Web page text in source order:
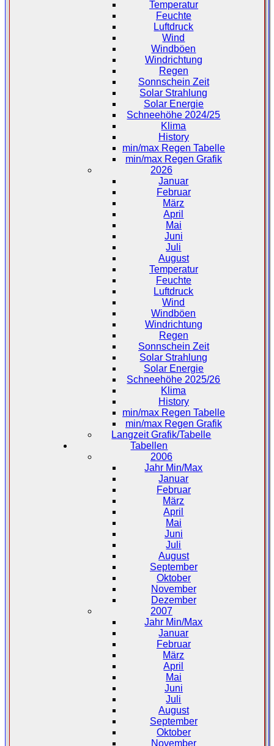
Temperatur
Feuchte
Luftdruck
Wind
Windböen
Windrichtung
Regen
Sonnschein Zeit
Solar Strahlung
Solar Energie
Schneehöhe 2024/25
Klima
History
min/max Regen Tabelle
min/max Regen Grafik
2026
Januar
Februar
März
April
Mai
Juni
Juli
August
Temperatur
Feuchte
Luftdruck
Wind
Windböen
Windrichtung
Regen
Sonnschein Zeit
Solar Strahlung
Solar Energie
Schneehöhe 2025/26
Klima
History
min/max Regen Tabelle
min/max Regen Grafik
Langzeit Grafik/Tabelle
Tabellen
2006
Jahr Min/Max
Januar
Februar
März
April
Mai
Juni
Juli
August
September
Oktober
November
Dezember
2007
Jahr Min/Max
Januar
Februar
März
April
Mai
Juni
Juli
August
September
Oktober
November